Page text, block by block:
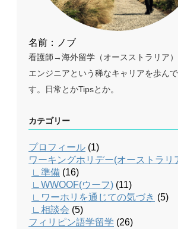
名前：ノブ
看護師→海外留学（オースストラリア
エンジニアという稀なキャリアを歩ん
す。日常とかTipsとか。
カテゴリー
プロフィール (1)
ワーキングホリデー(オーストラリ
∟準備 (16)
∟WWOOF(ウーフ) (11)
∟ワーホリを通じての気づき (5)
∟相談会 (5)
フィリピン語学留学 (26)